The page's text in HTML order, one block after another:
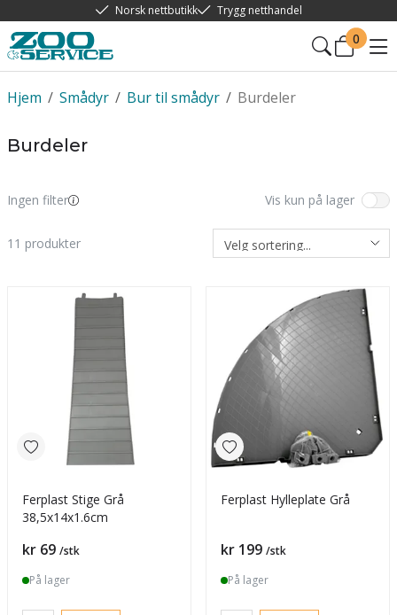
Norsk nettbutikk Trygg netthandel
0
/
Hjem /
Smådyr /
Bur til smådyr Burdeler
Burdeler
Ingen filter Vis kun på lager
11 produkter
Ferplast Stige Grå
38,5x14x1.6cm
Pris
kr 69 /stk
På lager
Ferplast Hylleplate Grå
Pris
kr 199 /stk
På lager